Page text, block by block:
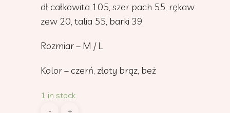
dł całkowita 105, szer pach 55, rękaw
zew 20, talia 55, barki 39
Rozmiar – M / L
Kolor – czerń, złoty brąz, beż
1 in stock